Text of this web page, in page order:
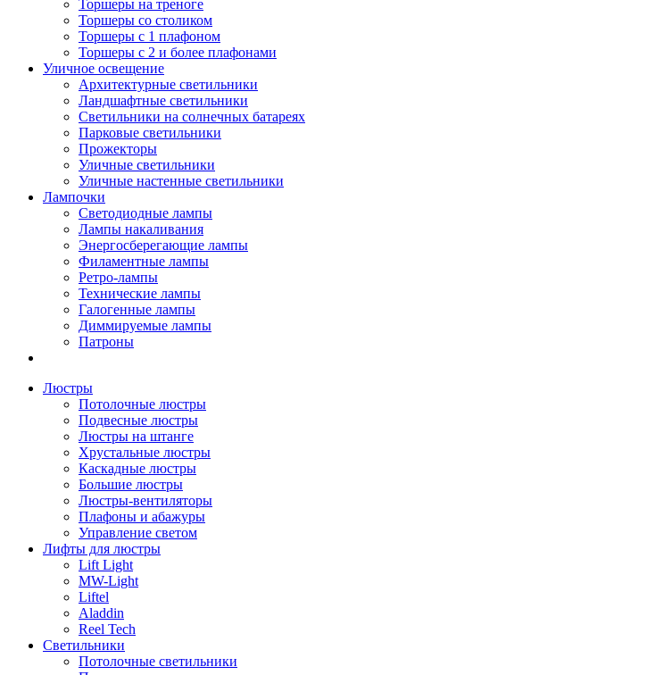
Торшеры на треноге
Торшеры со столиком
Торшеры с 1 плафоном
Торшеры с 2 и более плафонами
Уличное освещение
Архитектурные светильники
Ландшафтные светильники
Светильники на солнечных батареях
Парковые светильники
Прожекторы
Уличные светильники
Уличные настенные светильники
Лампочки
Светодиодные лампы
Лампы накаливания
Энергосберегающие лампы
Филаментные лампы
Ретро-лампы
Технические лампы
Галогенные лампы
Диммируемые лампы
Патроны
Люстры
Потолочные люстры
Подвесные люстры
Люстры на штанге
Хрустальные люстры
Каскадные люстры
Большие люстры
Люстры-вентиляторы
Плафоны и абажуры
Управление светом
Лифты для люстры
Lift Light
MW-Light
Liftel
Aladdin
Reel Tech
Светильники
Потолочные светильники